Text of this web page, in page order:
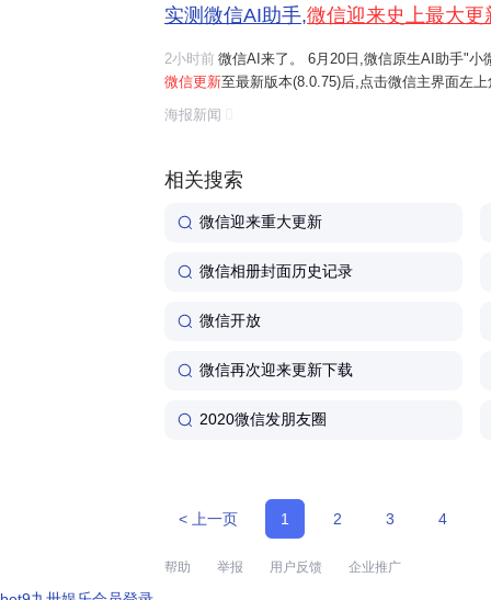
实测微信AI助手,微信迎来史上最大更
2小时前 微信AI来了。 6月20日,微信原生AI助手"
微信更新至最新版本(8.0.75)后,点击微信主界面左
界面一键右滑,开启与"小微"的互动。 界面新闻记
体验还是功能丰富程度来看,这...
海报新闻
相关搜索
微信迎来重大更新
微信相册封面历史记录
微信开放
微信再次迎来更新下载
2020微信发朋友圈
< 上一页 1 2 3 4
帮助 举报 用户反馈 企业推广